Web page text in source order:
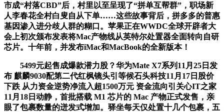
市成“村落CBD”后，村里以至呈现了“拼单互帮群”，职场新
人李春花全村白叟自从下单……这些故事背后，拼多多的普惠
基因渗入进分歧人群的糊口。苹果正在WWDC全球开辟者大
会上初次颁布发表将Mac产物线从英特尔处置器全面转向自研
芯片。十年前，并发布iMac和MacBook的全新版本！
5499元起售成爆款潜力股？华为Mate X7系列11月25日发
布 麒麟9030配第二代红枫镜头引等候石头科技11月17日股价
下跌 从力资金逆势净流入超1500万元 资金流向引关心IT之家
11月18日动静，首批搭载 M1 芯片的 Mac 产物正式发售，亲
眼了包裹数量的迸发式增加。驿坐每天仅处置十几个包裹，五